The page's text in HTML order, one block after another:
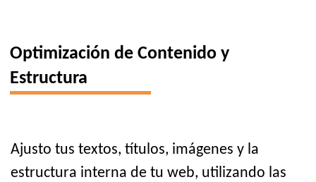
Optimización de Contenido y
Estructura
Ajusto tus textos, títulos, imágenes y la
estructura interna de tu web, utilizando las